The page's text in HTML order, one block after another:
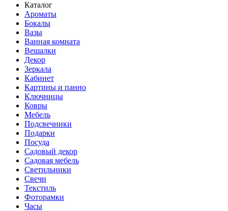
Каталог
Ароматы
Бокалы
Вазы
Ванная комната
Вешалки
Декор
Зеркала
Кабинет
Картины и панно
Ключницы
Ковры
Мебель
Подсвечники
Подарки
Посуда
Садовый декор
Садовая мебель
Светильники
Свечи
Текстиль
Фоторамки
Часы